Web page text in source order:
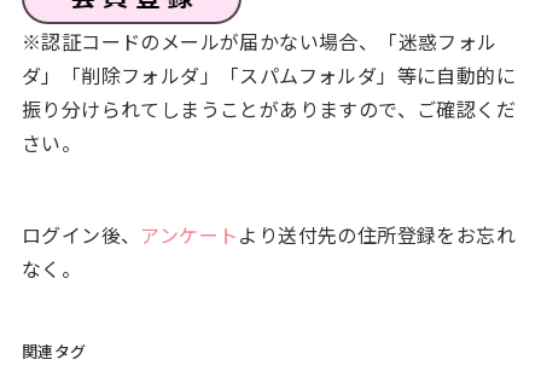
※認証コードのメールが届かない場合、「迷惑フォル
ダ」「削除フォルダ」「スパムフォルダ」等に自動的に
振り分けられてしまうことがありますので、ご確認くだ
さい。
ログイン後、 アンケートより送付先の住所登録をお忘れ
なく。
関連タグ